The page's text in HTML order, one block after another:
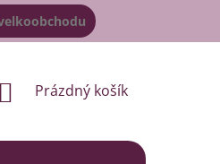
NÁKUPNÍ
Prázdný košík